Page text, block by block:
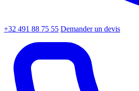
+32 491 88 75 55 Demander un devis